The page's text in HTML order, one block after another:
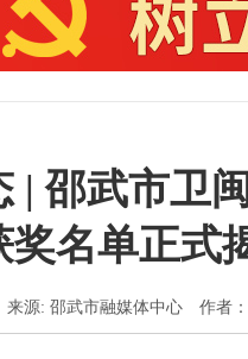
| 邵武市卫
奖名单正式
来源: 邵武市融媒体中心 作者：